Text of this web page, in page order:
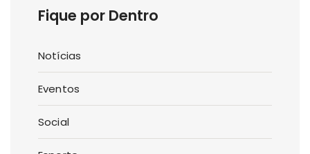
Fique por Dentro
Notícias
Eventos
Social